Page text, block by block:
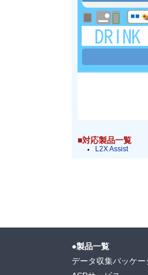
■対応製品一覧
L2X Assist
●製品一覧
データ収集パッケー